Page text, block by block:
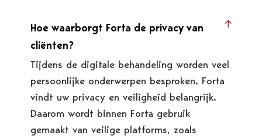
Hoe waarborgt Forta de privacy van
cliënten?
Tijdens de digitale behandeling worden veel
persoonlijke onderwerpen besproken. Forta
vindt uw privacy en veiligheid belangrijk.
Daarom wordt binnen Forta gebruik
gemaakt van veilige platforms, zoals